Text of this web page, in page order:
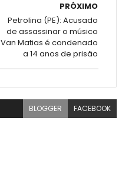
PRÓXIMO
Petrolina (PE): Acusado
de assassinar o músico
Van Matias é condenado
a 14 anos de prisão
BLOGGER FACEBOOK